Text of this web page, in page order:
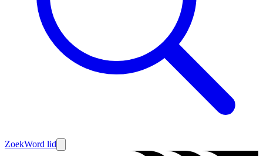
ZoekWord lid